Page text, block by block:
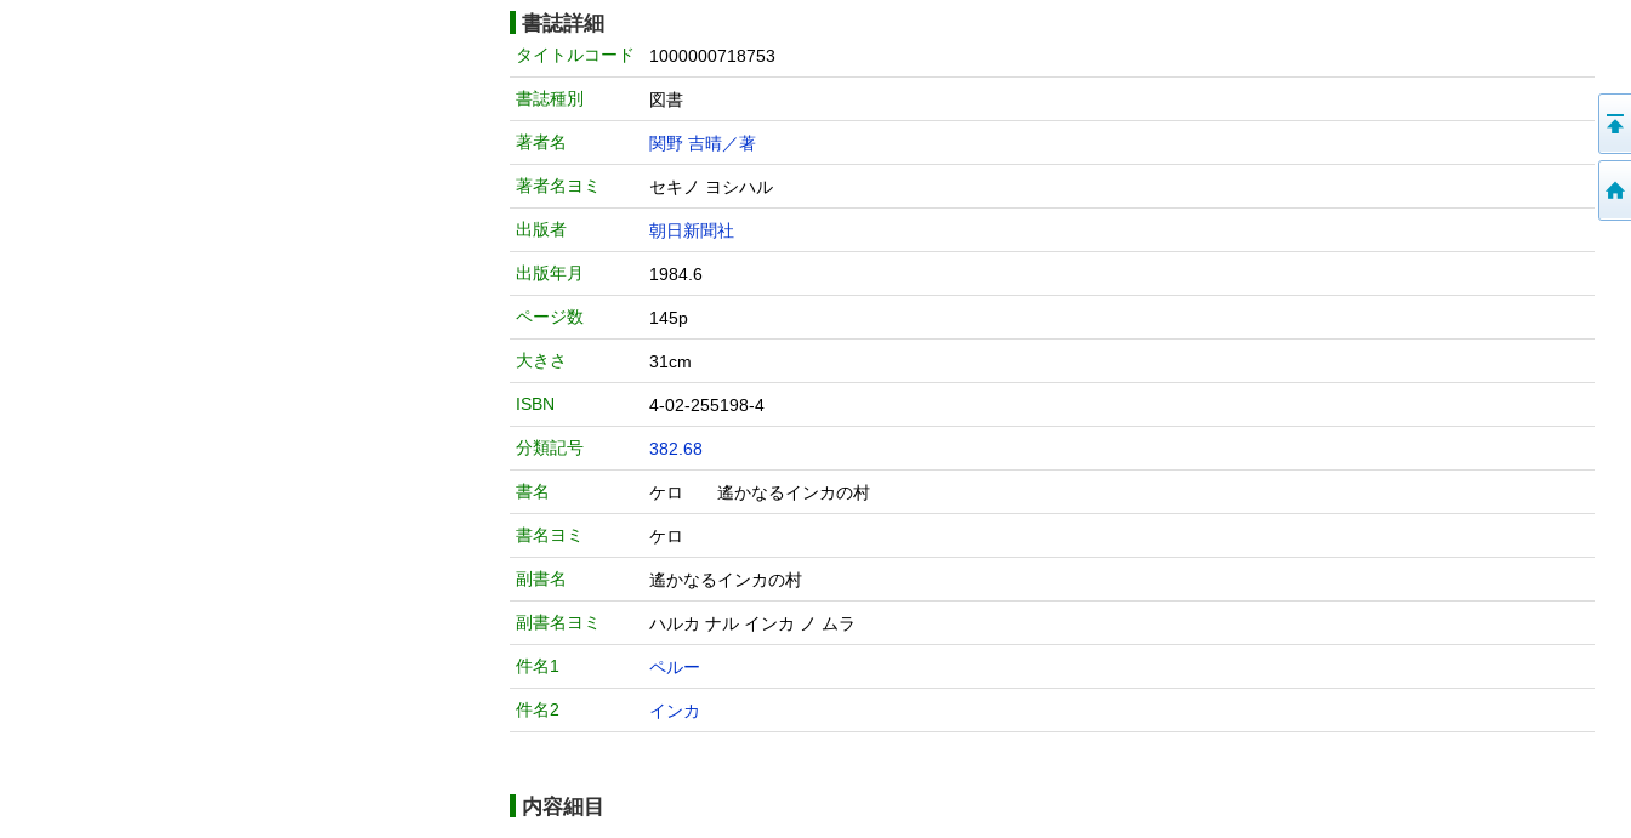
書誌詳細
タイトルコード 1000000718753
書誌種別 図書
著者名 関野 吉晴／著
著者名ヨミ セキノ ヨシハル
出版者 朝日新聞社
出版年月 1984.6
ページ数 145p
大きさ 31cm
ISBN 4-02-255198-4
分類記号 382.68
書名 ケロ 遙かなるインカの村
書名ヨミ ケロ
副書名 遙かなるインカの村
副書名ヨミ ハルカ ナル インカ ノ ムラ
件名1 ペルー
件名2 インカ
内容細目